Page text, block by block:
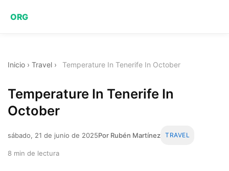
ORG
Inicio › Travel › Temperature In Tenerife In October
Temperature In Tenerife In
October
sábado, 21 de junio de 2025Por Rubén Martínez TRAVEL
8 min de lectura